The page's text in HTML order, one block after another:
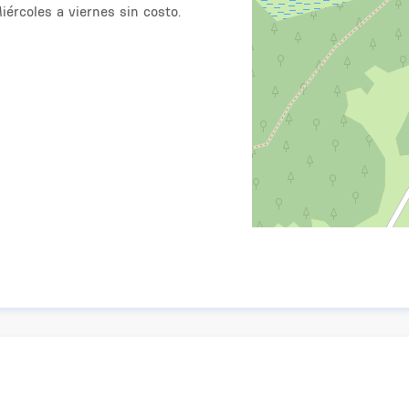
a viernes sin costo.